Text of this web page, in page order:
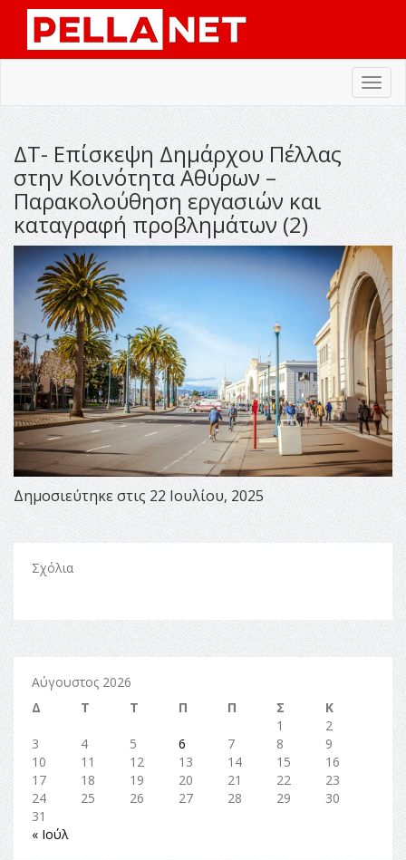
ΔΤ- Επίσκεψη Δημάρχου Πέλλας
στην Κοινότητα Αθύρων –
Παρακολούθηση εργασιών και
καταγραφή προβλημάτων (2)
Δημοσιεύτηκε στις 22 Ιουλίου, 2025
Σχόλια
Αύγουστος 2026
Δ
Τ Τ Π Π Σ
Κ
1
2
3
4 5 6 7 8
9
10
11 12 13 14 15
16
17
18 19 20 21 22
23
24
25 26 27 28 29
30
31
« Ιούλ